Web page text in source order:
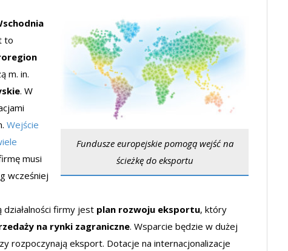
Fundusze europejskie pomogą wejść na
ścieżkę do eksportu
to
m. in.
. W
Wejście
musi
wcześniej
firmy jest plan rozwoju eksportu, który
na rynki zagraniczne. Wsparcie będzie w dużej
rozpoczynają eksport. Dotacje na internacjonalizacje